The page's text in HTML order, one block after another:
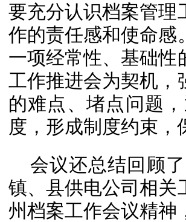
要充分认识档案管理
作的责任感和使命感
一项经常性、基础性
工作推进会为契机，
的难点、堵点问题
度，形成制度约束，
会议还总结回顾
镇、县供电公司相关
州档案工作会议精神